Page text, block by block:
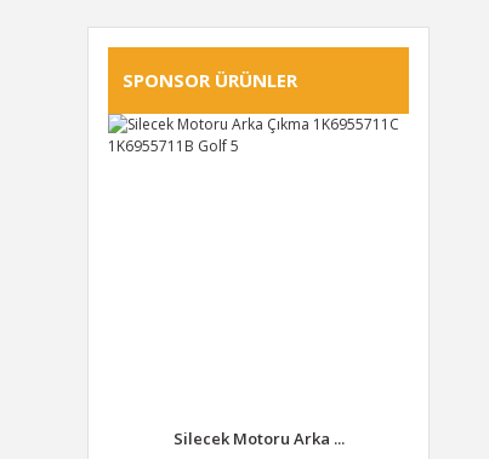
SPONSOR ÜRÜNLER
Silecek Motoru Arka ...